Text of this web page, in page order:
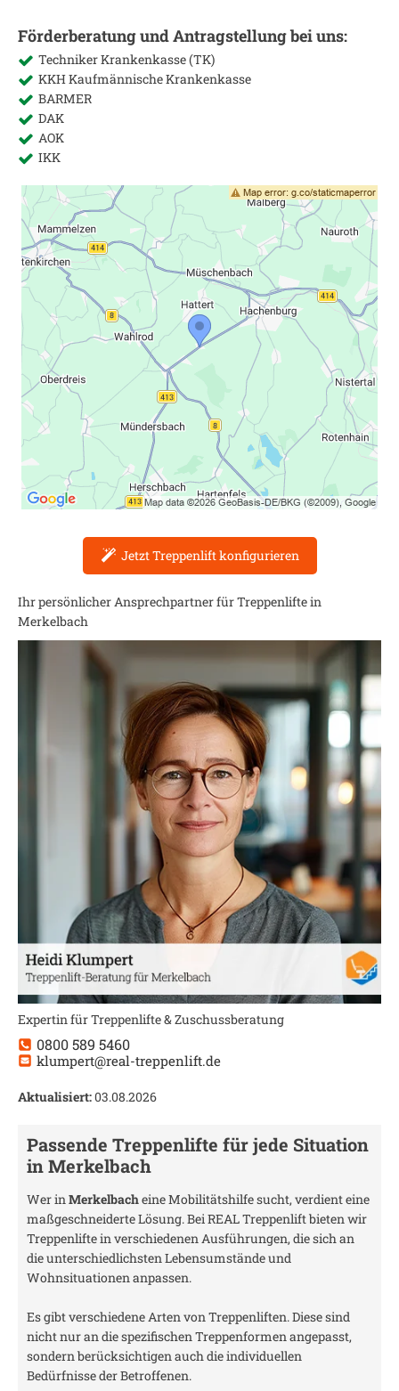
Förderberatung und Antragstellung bei uns:
Techniker Krankenkasse (TK)
KKH Kaufmännische Krankenkasse
BARMER
DAK
AOK
IKK
Jetzt Treppenlift konfigurieren
Ihr persönlicher Ansprechpartner für Treppenlifte in
Merkelbach
Expertin für Treppenlifte & Zuschussberatung
0800 589 5460
klumpert@real-treppenlift.de
Aktualisiert:03.08.2026
Passende Treppenlifte für jede Situation
inMerkelbach
Wer inMerkelbacheine Mobilitätshilfe sucht, verdient eine
maßgeschneiderte Lösung. Bei REAL Treppenlift bieten wir
Treppenlifte in verschiedenen Ausführungen, die sich an
die unterschiedlichsten Lebensumstände und
Wohnsituationen anpassen.
Es gibt verschiedene Arten von Treppenliften. Diese sind
nicht nur an die spezifischen Treppenformen angepasst,
sondern berücksichtigen auch die individuellen
Bedürfnisse der Betroffenen.